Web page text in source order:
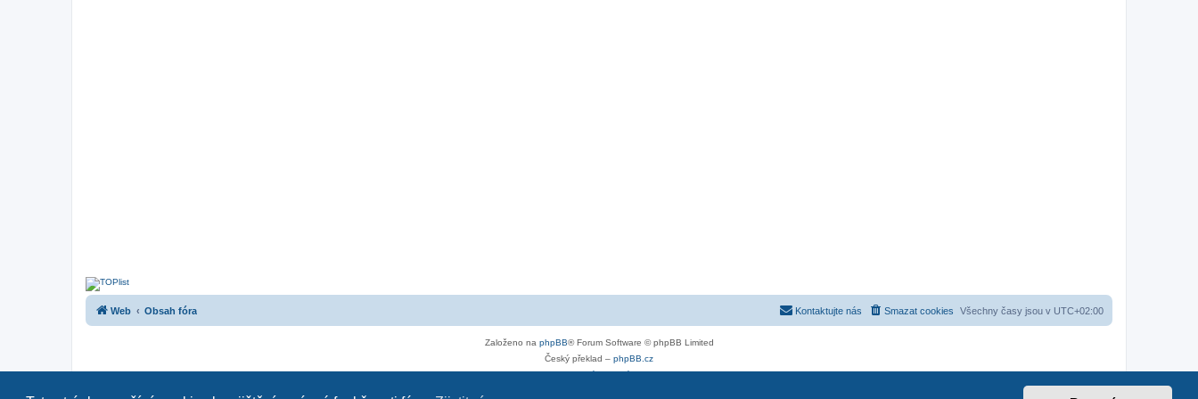
Web Obsah fóra Všechny časy jsou v UTC+02:00
Smazat cookies
Kontaktujte nás
Založeno na phpBB® Forum Software © phpBB Limited
Český překlad – phpBB.cz
Soukromí|Podmínky